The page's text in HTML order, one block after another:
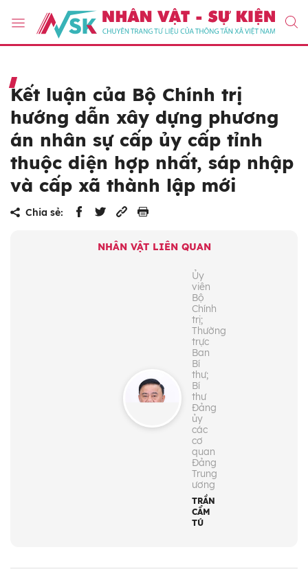
Kết luận của Bộ Chính trị
hướng dẫn xây dựng phương
án nhân sự cấp ủy cấp tỉnh
thuộc diện hợp nhất, sáp nhập
và cấp xã thành lập mới
Chia sẻ:
NHÂN VẬT LIÊN QUAN
Ủy
viên
Bộ
Chính
trị;
Thường
trực
Ban
Bí
thư;
Bí
thư
Đảng
ủy
các
cơ
quan
Đảng
Trung
ương
TRẦN
CẨM
TÚ